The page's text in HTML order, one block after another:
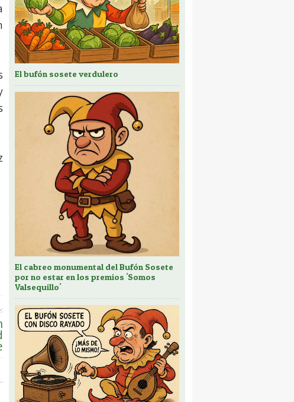
El bufón sosete verdulero
El cabreo monumental del Bufón Sosete
por no estar en los premios 'Somos
Valsequillo'